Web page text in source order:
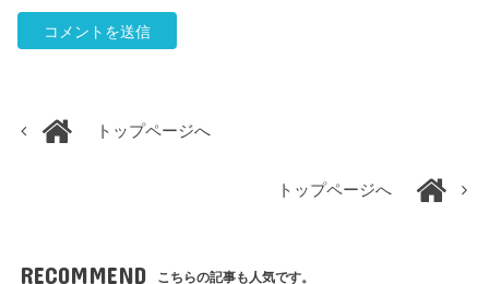
トップページへ
トップページへ
RECOMMEND こちらの記事も人気です。